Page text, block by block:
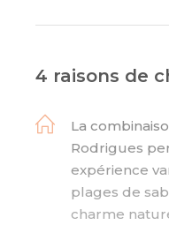
4 raisons de
La
Rodrigues
expérience
plages de
charme